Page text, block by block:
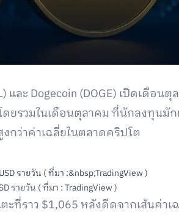
ละ Dogecoin (DOGE) เปิดเดือน
รวมในเดือนตุลาคม ที่นักลงทุนมัก
กว่าค่าเฉลี่ยในตลาดคริปโต
รายวัน ( ที่มา : TradingView )
ที่ราว $1,065 หลังดีดจากเส้นค่าเ